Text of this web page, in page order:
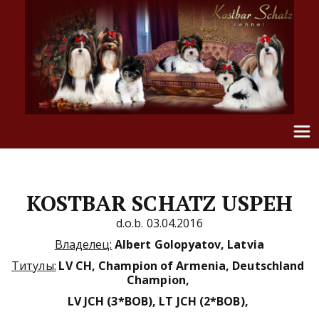
KOSTBAR SCHATZ USPEH
d.o.b. 03.04.2016
Владелец: Albert Golopyatov, Latvia
Титулы: LV CH, Champion of Armenia, Deutschland
Champion,
LV JCH (3*BOB), LT JCH (2*BOB),